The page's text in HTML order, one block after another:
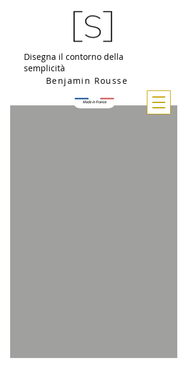
Benjamin Rousse
Disegna il contorno della
semplicità